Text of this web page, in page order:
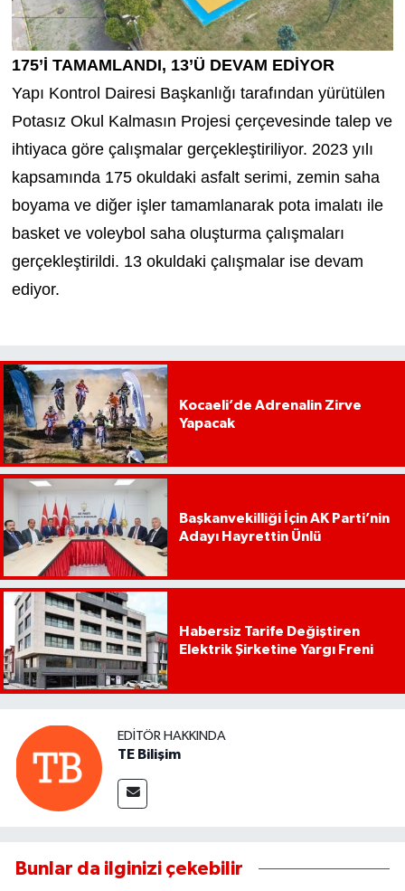
175’İ TAMAMLANDI, 13’Ü DEVAM EDİYOR
Yapı Kontrol Dairesi Başkanlığı tarafından yürütülen
Potasız Okul Kalmasın Projesi çerçevesinde talep ve
ihtiyaca göre çalışmalar gerçekleştiriliyor. 2023 yılı
kapsamında 175 okuldaki asfalt serimi, zemin saha
boyama ve diğer işler tamamlanarak pota imalatı ile
basket ve voleybol saha oluşturma çalışmaları
gerçekleştirildi. 13 okuldaki çalışmalar ise devam
ediyor.
Kocaeli’de Adrenalin Zirve
Yapacak
Başkanvekilliği İçin AK Parti’nin
Adayı Hayrettin Ünlü
Habersiz Tarife Değiştiren
Elektrik Şirketine Yargı Freni
EDITÖR HAKKINDA
TE Bilişim
Bunlar da ilginizi çekebilir